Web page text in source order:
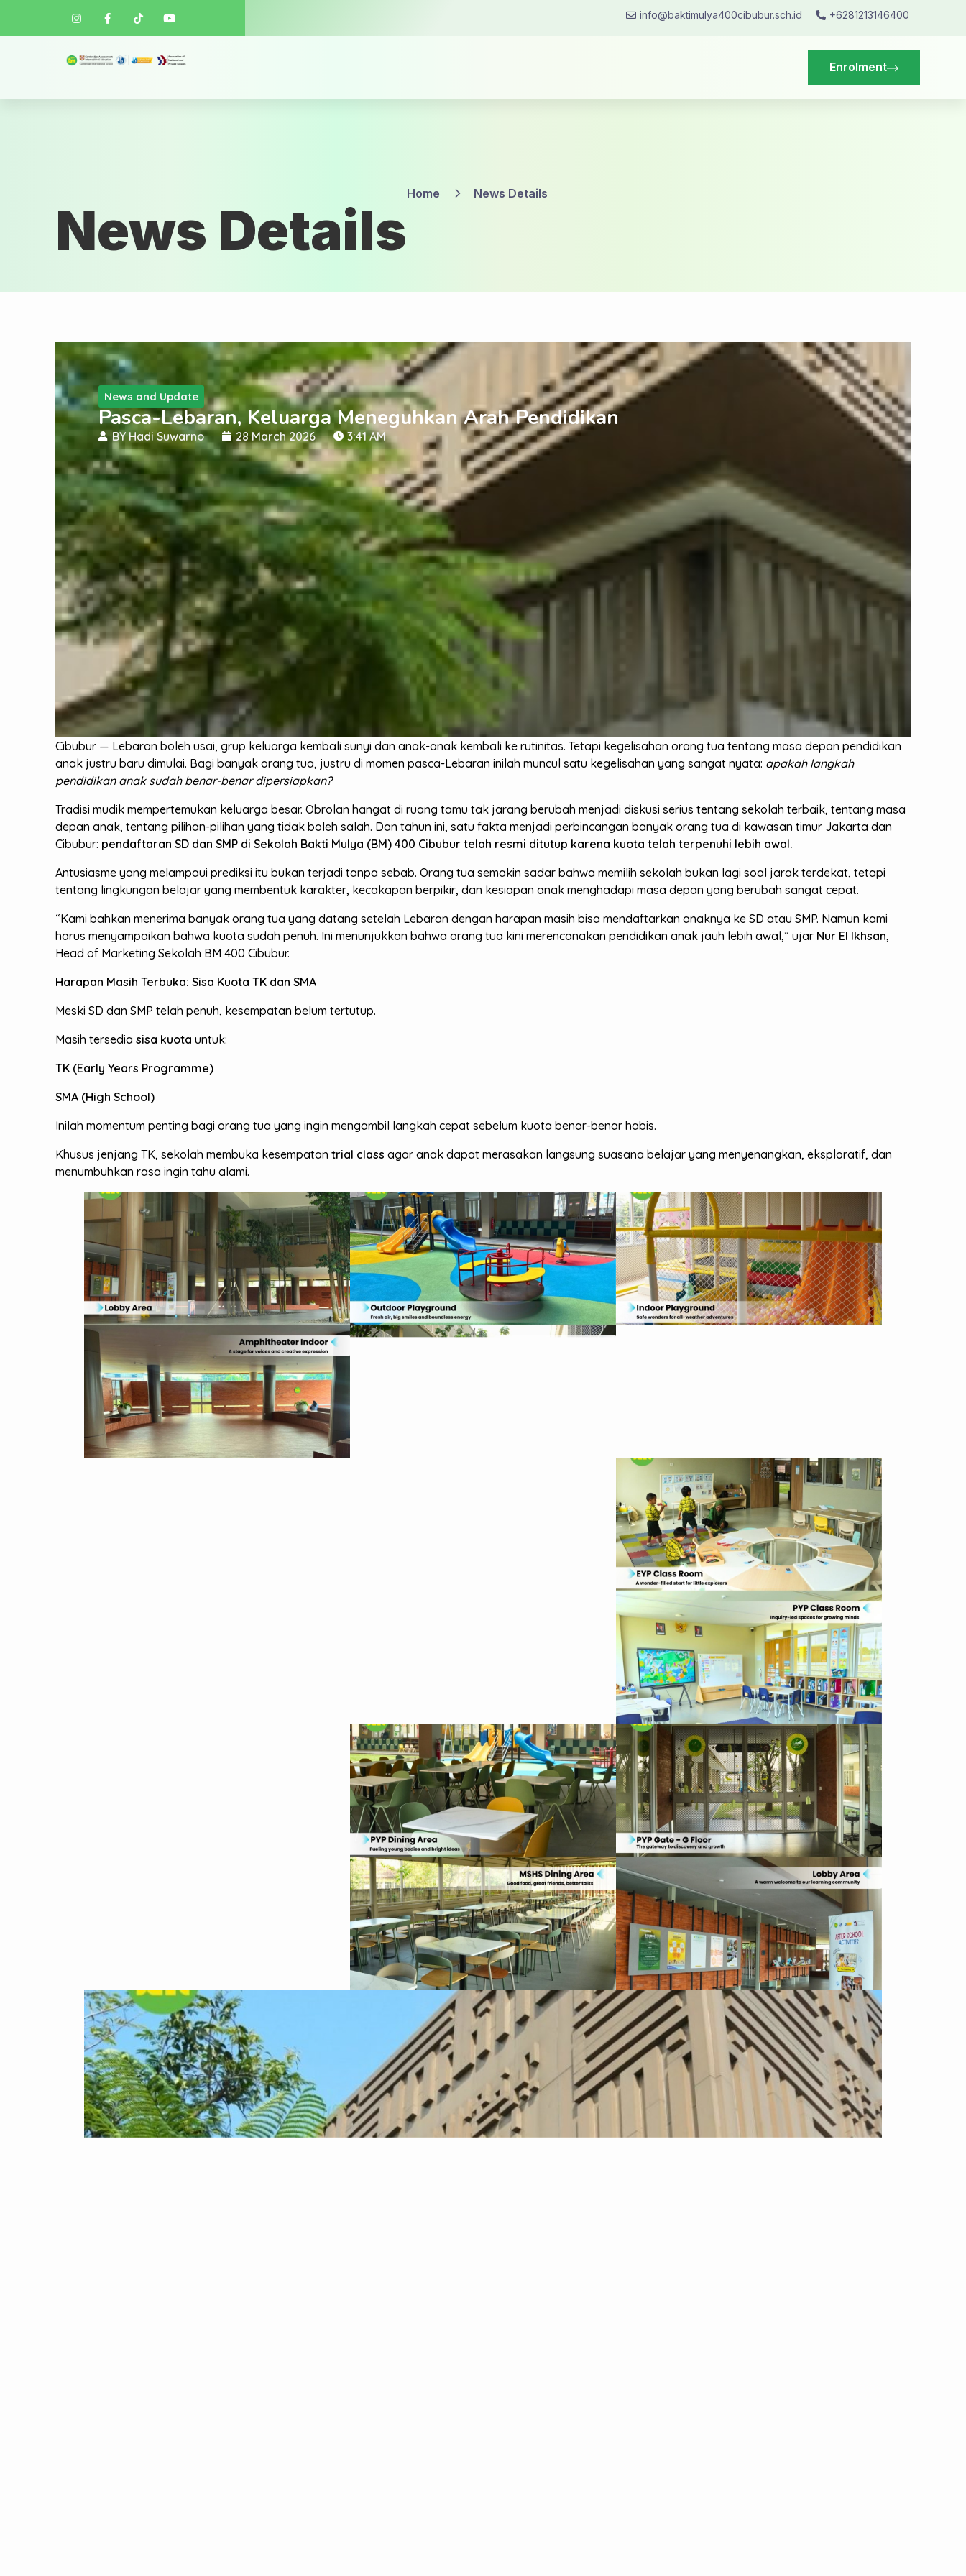
info@baktimulya400cibubur.sch.id +6281213146400
Enrolment
News Details
Home News Details
News and Update
Pasca-Lebaran, Keluarga Meneguhkan Arah Pendidikan
BYHadi Suwarno 28 March 2026 3:41 AM
Cibubur — Lebaran boleh usai, grup keluarga kembali sunyi dan anak-anak kembali ke rutinitas. Tetapi kegelisahan orang tua tentang masa depan pendidikan
anak justru baru dimulai. Bagi banyak orang tua, justru di momen pasca-Lebaran inilah muncul satu kegelisahan yang sangat nyata: apakah langkah
pendidikan anak sudah benar-benar dipersiapkan?
Tradisi mudik mempertemukan keluarga besar. Obrolan hangat di ruang tamu tak jarang berubah menjadi diskusi serius tentang sekolah terbaik, tentang masa
depan anak, tentang pilihan-pilihan yang tidak boleh salah. Dan tahun ini, satu fakta menjadi perbincangan banyak orang tua di kawasan timur Jakarta dan
Cibubur: pendaftaran SD dan SMP di Sekolah Bakti Mulya (BM) 400 Cibubur telah resmi ditutup karena kuota telah terpenuhi lebih awal.
Antusiasme yang melampaui prediksi itu bukan terjadi tanpa sebab. Orang tua semakin sadar bahwa memilih sekolah bukan lagi soal jarak terdekat, tetapi
tentang lingkungan belajar yang membentuk karakter, kecakapan berpikir, dan kesiapan anak menghadapi masa depan yang berubah sangat cepat.
“Kami bahkan menerima banyak orang tua yang datang setelah Lebaran dengan harapan masih bisa mendaftarkan anaknya ke SD atau SMP. Namun kami
harus menyampaikan bahwa kuota sudah penuh. Ini menunjukkan bahwa orang tua kini merencanakan pendidikan anak jauh lebih awal,” ujar Nur El Ikhsan,
Head of Marketing Sekolah BM 400 Cibubur.
Harapan Masih Terbuka: Sisa Kuota TK dan SMA
Meski SD dan SMP telah penuh, kesempatan belum tertutup.
Masih tersediasisa kuota untuk:
TK (Early Years Programme)
SMA (High School)
Inilah momentum penting bagi orang tua yang ingin mengambil langkah cepat sebelum kuota benar-benar habis.
Khusus jenjang TK, sekolah membuka kesempatantrial class agar anak dapat merasakan langsung suasana belajar yang menyenangkan, eksploratif, dan
menumbuhkan rasa ingin tahu alami.